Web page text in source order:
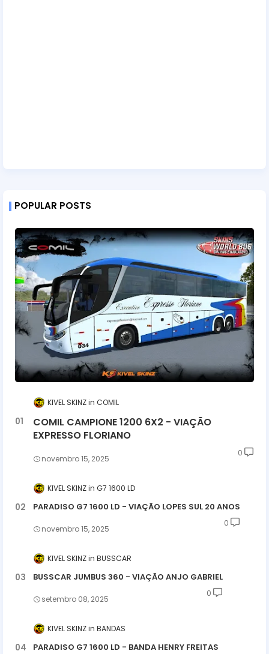
POPULAR POSTS
KIVEL SKINZ COMIL
COMIL CAMPIONE 1200 6X2 - VIAÇÃO
EXPRESSO FLORIANO
novembro 15, 2025
0
KIVEL SKINZ G7 1600 LD
PARADISO G7 1600 LD - VIAÇÃO LOPES SUL 20 ANOS
novembro 15, 2025
0
KIVEL SKINZ BUSSCAR
BUSSCAR JUMBUS 360 - VIAÇÃO ANJO GABRIEL
setembro 08, 2025
0
KIVEL SKINZ BANDAS
PARADISO G7 1600 LD - BANDA HENRY FREITAS